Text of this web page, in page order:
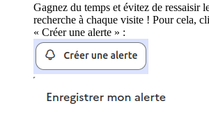
Gagnez du temps et évitez de ressaisir
recherche à chaque visite ! Pour cela,
« Créer une alerte » :